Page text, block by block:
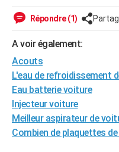
Dictionnaire
Biographies
Citations
Expressions
Proverbes
PROGRAMME TV
COPAINS D'AVANT
S'inscrire
Se connecter
Lycées
Collèges
Primaires
Universités
Entreprises
Service militaire
Avis de recherche
AVIS DE DÉCÈS
FORUM
Bricolage
Lifestyle
Culture
Sport
Auto
Television
Voyage
Cinema
Répondre (1)
A voir également:
Acouts
L'eau de refroidissement
Eau batterie voiture
Injecteur voiture
Meilleur aspirateur de
Combien de plaquettes